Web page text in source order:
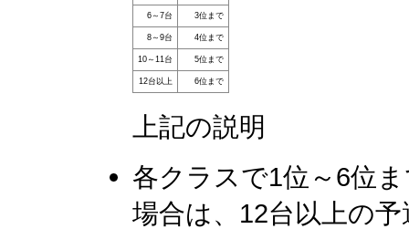
6～7台 3位まで
8～9台 4位まで
10～11台 5位まで
12台以上 6位まで
上記の説明
各クラスで1位～6位
場合は、12台以上の